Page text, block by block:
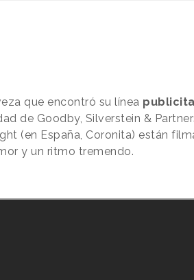
que encontró su línea
de Goodby, Silverstein &
(en España, Coronita) están
y un ritmo tremendo.